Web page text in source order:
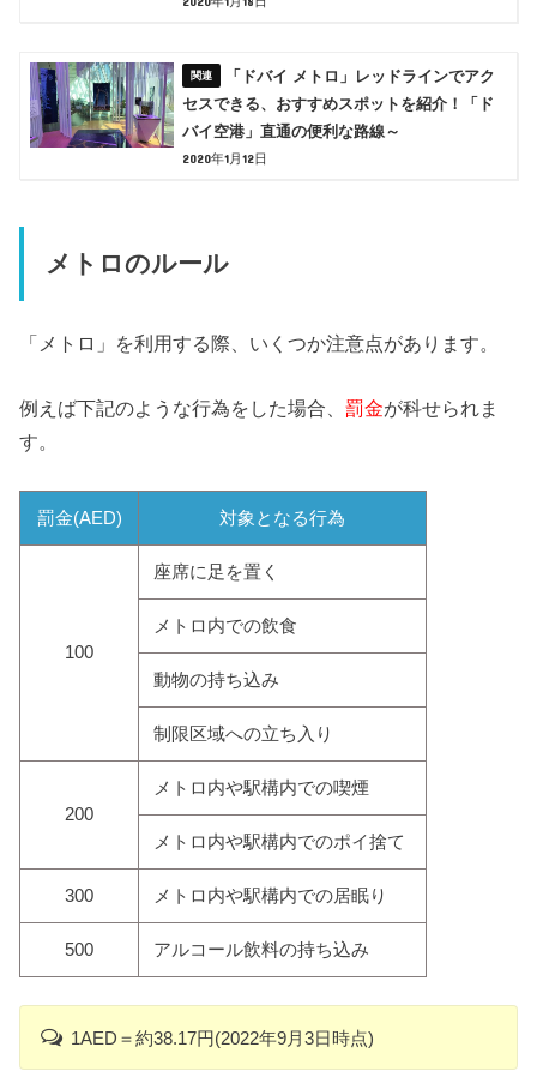
「ドバイ メトロ」レッドラインでアク
セスできる、おすすめスポットを紹介！「ド
バイ空港」直通の便利な路線～
2020年1月12日
メトロのルール
「メトロ」を利用する際、いくつか注意点があります。
例えば下記のような行為をした場合、罰金が科せられま
す。
罰金(AED) 対象となる行為
100
座席に足を置く
メトロ内での飲食
動物の持ち込み
制限区域への立ち入り
200
メトロ内や駅構内での喫煙
メトロ内や駅構内でのポイ捨て
300 メトロ内や駅構内での居眠り
500 アルコール飲料の持ち込み
1AED＝約38.17円(2022年9月3日時点)